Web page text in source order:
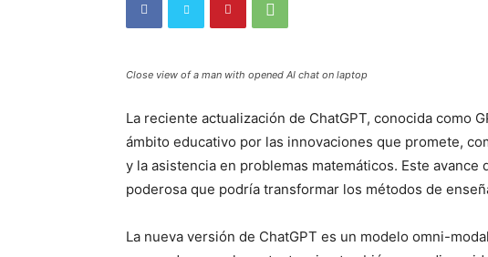
Close view of a man with opened AI chat on laptop
La reciente actualización de ChatGPT, conocida como
ámbito educativo por las innovaciones que promete,
y la asistencia en problemas matemáticos. Este
poderosa que podría transformar los métodos de
La nueva versión de ChatGPT es un modelo omni-